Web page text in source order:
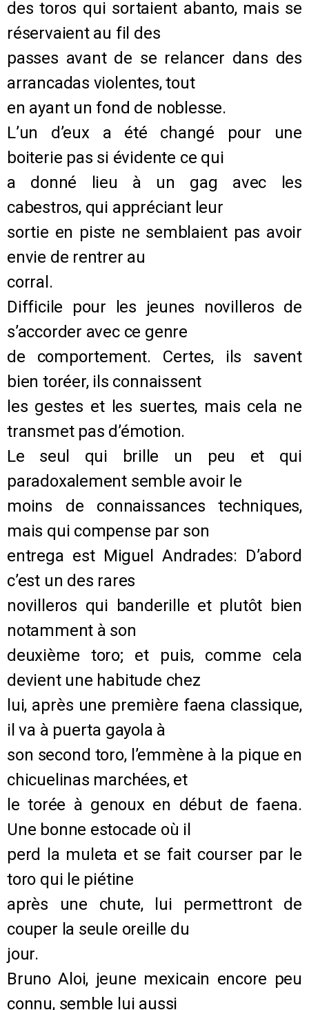
des toros qui sortaient abanto, mais se
réservaient au fil des
passes avant de se relancer dans des
arrancadas violentes, tout
en ayant un fond de noblesse.
L’un d’eux a été changé pour une
boiterie pas si évidente ce qui
a donné lieu à un gag avec les
cabestros, qui appréciant leur
sortie en piste ne semblaient pas avoir
envie de rentrer au
corral.
Difficile pour les jeunes novilleros de
s’accorder avec ce genre
de comportement. Certes, ils savent
bien toréer, ils connaissent
les gestes et les suertes, mais cela ne
transmet pas d’émotion.
Le seul qui brille un peu et qui
paradoxalement semble avoir le
moins de connaissances techniques,
mais qui compense par son
entrega est Miguel Andrades: D’abord
c’est un des rares
novilleros qui banderille et plutôt bien
notamment à son
deuxième toro; et puis, comme cela
devient une habitude chez
lui, après une première faena classique,
il va à puerta gayola à
son second toro, l’emmène à la pique en
chicuelinas marchées, et
le torée à genoux en début de faena.
Une bonne estocade où il
perd la muleta et se fait courser par le
toro qui le piétine
après une chute, lui permettront de
couper la seule oreille du
jour.
Bruno Aloi, jeune mexicain encore peu
connu, semble lui aussi